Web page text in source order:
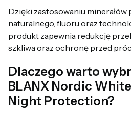
Dzięki zastosowaniu minerałów
naturalnego, fluoru oraz
produkt zapewnia redukcję
szkliwa oraz ochronę przed
Dlaczego warto
BLANX Nordic
Night Protection?